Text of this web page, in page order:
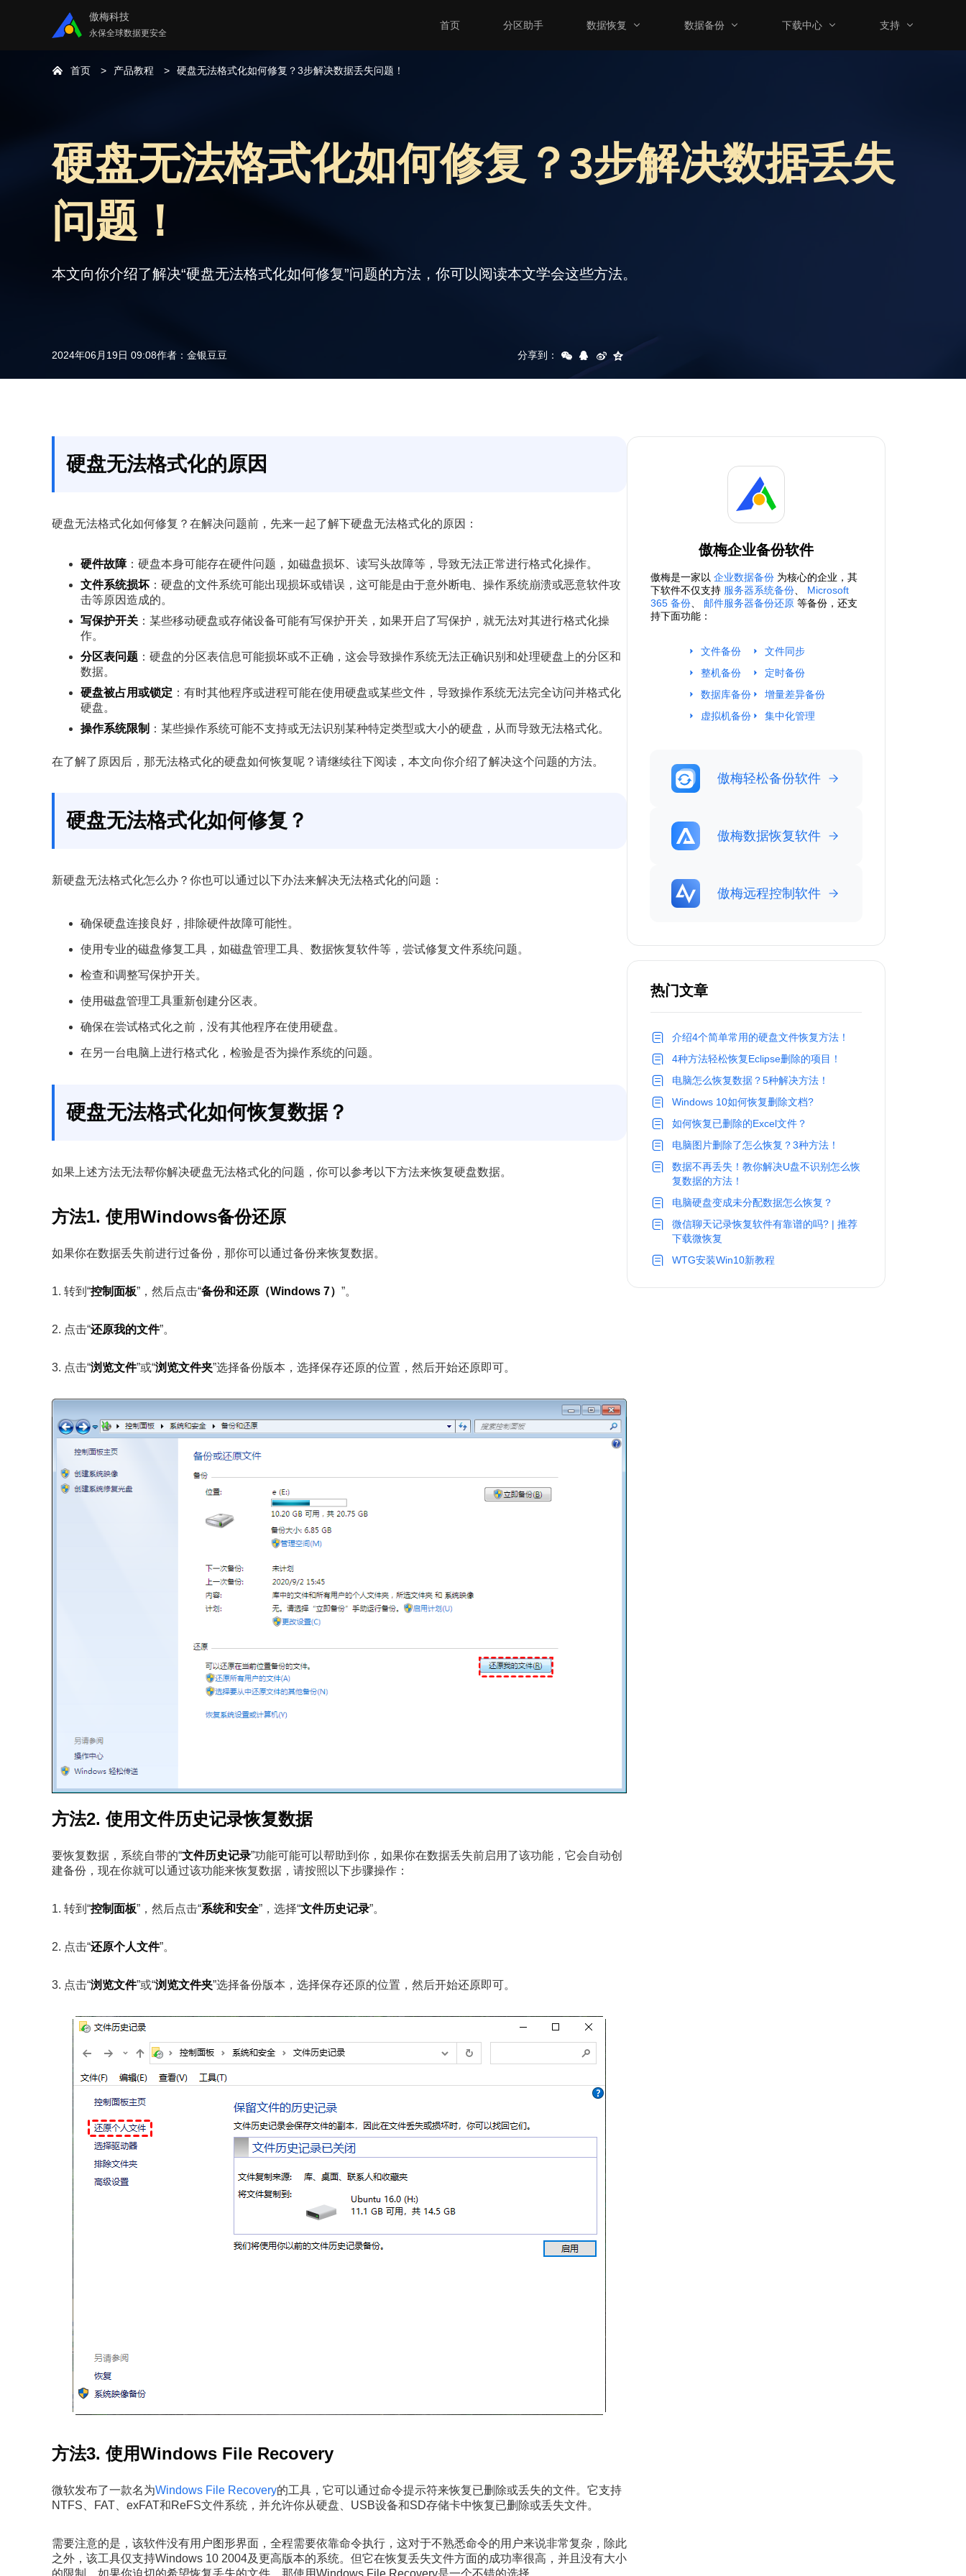
傲梅科技
永保全球数据更安全
首页 分区助手 数据恢复 数据备份 下载中心 支持
首页 产品教程 硬盘无法格式化如何修复？3步解决数据丢失问题！
硬盘无法格式化如何修复？3步解决数据丢失
问题！
本文向你介绍了解决“硬盘无法格式化如何修复”问题的方法，你可以阅读本文学会这些方法。
2024年06月19日 09:08作者： 金银豆豆 分享到：
硬盘无法格式化的原因
硬盘无法格式化如何修复？在解决问题前，先来一起了解下硬盘无法格式化的原因：
硬件故障：硬盘本身可能存在硬件问题，如磁盘损坏、读写头故障等，导致无法正常进行格式化操作。
文件系统损坏 ：硬盘的文件系统可能出现损坏或错误，这可能是由于意外断电、操作系统崩溃或恶意软件攻
击等原因造成的。
写保护开关 ：某些移动硬盘或存储设备可能有写保护开关，如果开启了写保护，就无法对其进行格式化操
作。
分区表问题 ：硬盘的分区表信息可能损坏或不正确，这会导致操作系统无法正确识别和处理硬盘上的分区和
数据。
硬盘被占用或锁定 ：有时其他程序或进程可能在使用硬盘或某些文件，导致操作系统无法完全访问并格式化
硬盘。
操作系统限制 ：某些操作系统可能不支持或无法识别某种特定类型或大小的硬盘，从而导致无法格式化。
在了解了原因后，那无法格式化的硬盘如何恢复呢？请继续往下阅读，本文向你介绍了解决这个问题的方法。
硬盘无法格式化如何修复？
新硬盘无法格式化怎么办？你也可以通过以下办法来解决无法格式化的问题：
确保硬盘连接良好，排除硬件故障可能性。
使用专业的磁盘修复工具，如磁盘管理工具、数据恢复软件等，尝试修复文件系统问题。
检查和调整写保护开关。
使用磁盘管理工具重新创建分区表。
确保在尝试格式化之前，没有其他程序在使用硬盘。
在另一台电脑上进行格式化，检验是否为操作系统的问题。
硬盘无法格式化如何恢复数据？
如果上述方法无法帮你解决硬盘无法格式化的问题，你可以参考以下方法来恢复硬盘数据。
方法1. 使用Windows备份还原
如果你在数据丢失前进行过备份，那你可以通过备份来恢复数据。
1. 转到“控制面板”，然后点击“备份和还原（Windows 7） ”。
2. 点击“还原我的文件”。
3. 点击“浏览文件”或“浏览文件夹”选择备份版本，选择保存还原的位置，然后开始还原即可。
方法2. 使用文件历史记录恢复数据
要恢复数据，系统自带的“文件历史记录”功能可能可以帮助到你，如果你在数据丢失前启用了该功能，它会自动创
建备份，现在你就可以通过该功能来恢复数据，请按照以下步骤操作：
1. 转到“控制面板”，然后点击“系统和安全”，选择“文件历史记录”。
2. 点击“还原个人文件”。
3. 点击“浏览文件”或“浏览文件夹”选择备份版本，选择保存还原的位置，然后开始还原即可。
方法3. 使用Windows File Recovery
微软发布了一款名为Windows File Recovery的工具，它可以通过命令提示符来恢复已删除或丢失的文件。它支持
NTFS、FAT、exFAT和ReFS文件系统，并允许你从硬盘、USB设备和SD存储卡中恢复已删除或丢失文件。
需要注意的是，该软件没有用户图形界面，全程需要依靠命令执行，这对于不熟悉命令的用户来说非常复杂，除此
之外，该工具仅支持Windows 10 2004及更高版本的系统。但它在恢复丢失文件方面的成功率很高，并且没有大小
的限制。如果你迫切的希望恢复丢失的文件，那使用Windows File Recovery是一个不错的选择。
傲梅企业备份软件
傲梅是一家以 企业数据备份 为核心的企业，其
下软件不仅支持 服务器系统备份
Microsoft
365 备份
邮件服务器备份还原 等备份，还支
持下面功能：
文件备份
整机备份
数据库备份
虚拟机备份
文件同步
定时备份
增量差异备份
集中化管理
傲梅轻松备份软件
傲梅数据恢复软件
傲梅远程控制软件
热门文章
介绍4个简单常用的硬盘文件恢复方法！
4种方法轻松恢复Eclipse删除的项目！
电脑怎么恢复数据？5种解决方法！
Windows 10如何恢复删除文档?
如何恢复已删除的Excel文件？
电脑图片删除了怎么恢复？3种方法！
数据不再丢失！教你解决U盘不识别怎么恢
复数据的方法！
电脑硬盘变成未分配数据怎么恢复？
微信聊天记录恢复软件有靠谱的吗? | 推荐
下载微恢复
WTG安装Win10新教程